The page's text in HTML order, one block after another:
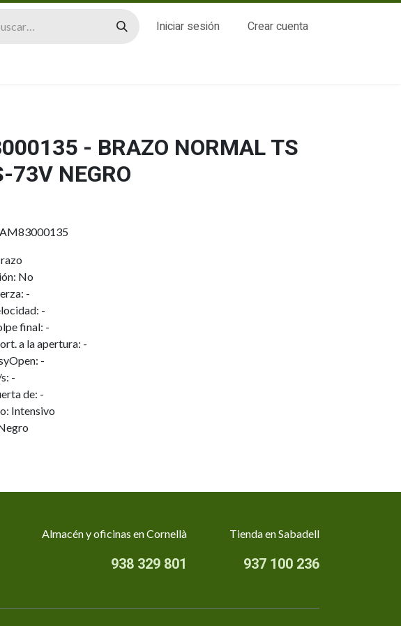
Iniciar sesión Crear cuenta
- BRAZO NORMAL TS
73V NEGRO
No
-
-
final: -
a la apertura: -
-
-
de: -
Intensivo
Almacén y oficinas en Cornellà
938 329 801
Tienda en Sabadell
937 100 236